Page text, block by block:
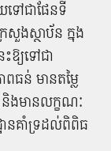
ទៅជា​ផែនទី​
រសួង​ស្ថាប័ន ក្នុង​
ឱ្យទៅជា​
ធន់ មាន​តម្លៃ
និង​មាន​លក្ខណៈ​
ន​គាំទ្រ​ដល់​ពិពិធ​